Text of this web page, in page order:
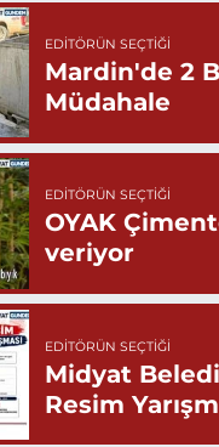
EDITÖRÜN SEÇTIĞI
Mardin'de 2
Müdahale
EDITÖRÜN SEÇTIĞI
OYAK
veriyor
EDITÖRÜN SEÇTIĞI
Midyat
Resim